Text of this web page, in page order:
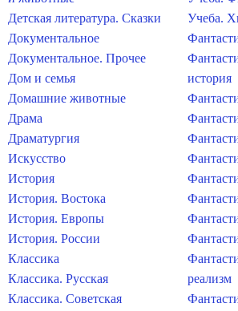
Детская литература. Сказки
Документальное
Документальное. Прочее
Дом и семья
Домашние животные
Драма
Драматургия
Искусство
История
История. Востока
История. Европы
История. России
Классика
Классика. Русская
Классика. Советская
Учеба.
история
реализм